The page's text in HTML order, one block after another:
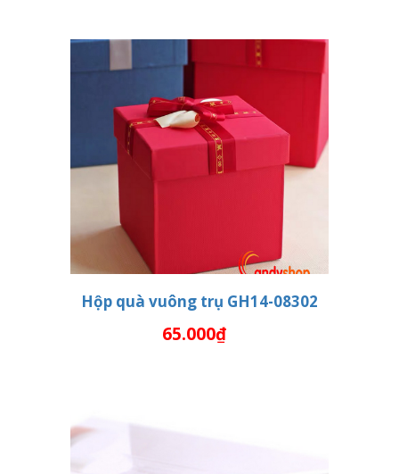
THÊM VÀO GIỎ HÀNG
Hộp quà vuông trụ GH14-08302
65.000₫